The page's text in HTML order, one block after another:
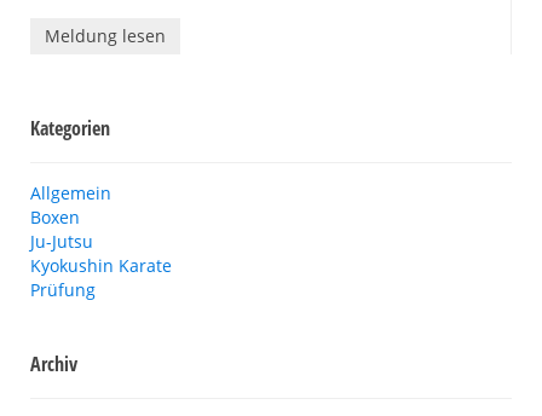
Meldung lesen
Kategorien
Allgemein
Boxen
Ju-Jutsu
Kyokushin Karate
Prüfung
Archiv